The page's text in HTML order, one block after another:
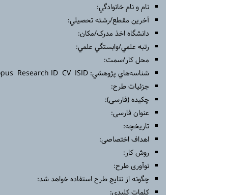
نام و نام خانوادگي:
آخرين مقطع/رشته تحصيلي:
دانشگاه اخذ مدرک/مکان:
رتبه علمي/وابستگي علمي:
محل کار/سمت:
شناسه‌هاي پژوهشي: Google Scholar ORCID Scopus Research ID CV ISID
جزئیات طرح:
چکیده (فارسی):
عنوان فارسی:
تاریخچه:
اهداف اختصاصی:
روش کار:
نوآوری طرح:
چگونه از نتایج طرح استفاده خواهد شد:
کلمات کلیدی: